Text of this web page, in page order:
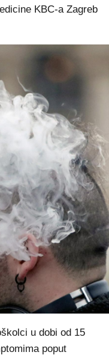
KBC-a Zagreb
u dobi od 15
poput